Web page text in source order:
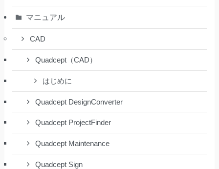
マニュアル
CAD
Quadcept（CAD）
はじめに
Quadcept DesignConverter
Quadcept ProjectFinder
Quadcept Maintenance
Quadcept Sign